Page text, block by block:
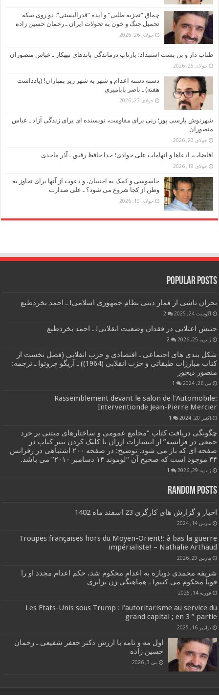
چماق “تجزیه طلبی” و ایده “فدرالیستی”: دو روی سکه
تحمیل جنگ و خون به تحولات ایران ـ رحمان حسین زاده
جولای 26, 2026
طناب دار و بن بست استبداد؛ بازتاب درماندگی باندهای تبهکار ـ عباس منصوران
جولای 25, 2026
دسته دسته اعدام و شهر به شهر زیر بمباران! (یادداشت
هفته) ـ ناصر بابامیری
جولای 23, 2026
شهرنوش پارسی پور؛ زنی برای مقاومت، نویسنده ای برای زندگی آزاد ـ عباس
منصوران
جولای 20, 2026
افاضات، ادعاها و اتهامات علی جوادی؛ خدا حافظ رفیق ـ آذر ماجدی
جولای 19, 2026
جاسوسی و کمک به اجنبیان، و دعوت از آنها برای تجاوز به
وطن از کجا شروع می شود؟ ـ علی صدارت
جولای 19, 2026
Popular Posts
بحران ناشی از قمار دینی نظام جمهوری اسلامی! ـ احمد بخردطبع
آگوست 24, 2025 2
جنبش اعتلایی در فقدان وضعیت انقلابی! ـ احمد بخردطبع
ژانویه 25, 2026 2
شکل بندی های اجتماعی ـ اقتصادی و حزب انقلابی (فصل نخست از
کتاب مبارزات طبقاتی و حزب انقلابی (1964)) ـ آریگو چروتوا ـ ترجمه:
منصور دیجور
می 26, 2024 1
Rassemblement devant le salon de l’Automobile:
Interventionde Jean-Pierre Mercier
اکتبر 20, 2024 1
چگونگی دریافت کتاب “مجامع عمومی و ساختارهای مبتنی بر خرد
جمعی در فرانسه” از انتشارات ارزان با کلیک کردن تیتر کتاب در
صفحه ای که باز می شود. توضیح: در صفحه ۲۰۰ اشتباهی در رفرانس
۳۴ موجود است که صحیح آن “لوموند ۱۴ دسامبر ۲۰۱۰” می باشد.
ژانویه 29, 2026 1
Random Posts
اخبار و گزارش های کارگری 23 اسفند ماه 1402
مارس 14, 2024
Troupes françaises hors du Moyen-Orient!: à bas la guerre
impérialiste! – Nathalie Arthaud
مارس 29, 2026
شریفه محمدی دوباره به اعدام محکوم شد، حکم اعدام مجدد او را
قویا محکوم می کنیم! ـ هماهنگی زن برابری
فوریه 14, 2025
Les Etats-Unis sous Trump : l’autoritarisme au service du
grand capital ; en 3 ” partie
نوامبر 16, 2025
اول مه و نامه با ارزش دکتر جعفر شفیعی ـ رحمان
حسین زاده
می 3, 2026